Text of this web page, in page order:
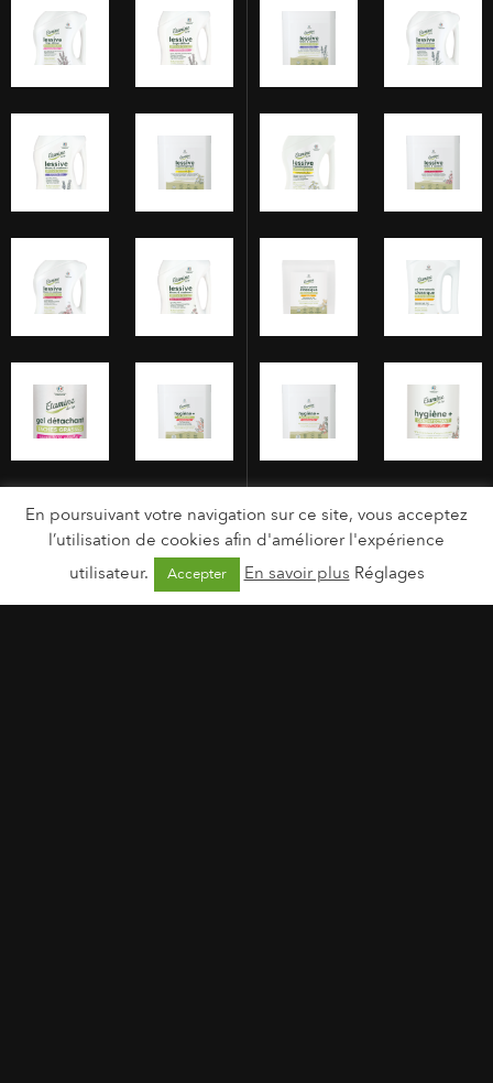
En poursuivant votre navigation sur ce site, vous acceptez
l’utilisation de cookies afin d'améliorer l'expérience
utilisateur.
Accepter En savoir plus Réglages